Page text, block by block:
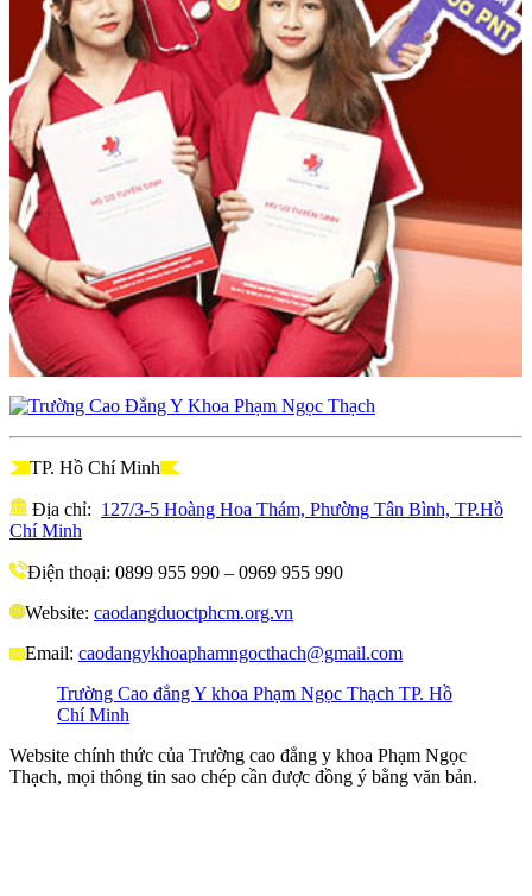
TP. Hồ Chí Minh
Địa chỉ: 127/3-5 Hoàng Hoa Thám, Phường Tân Bình, TP.Hồ
Chí Minh
Điện thoại: 0899 955 990 – 0969 955 990
Website: caodangduoctphcm.org.vn
Email: caodangykhoaphamngocthach@gmail.com
Trường Cao đẳng Y khoa Phạm Ngọc Thạch TP. Hồ
Chí Minh
Website chính thức của Trường cao đẳng y khoa Phạm Ngọc
Thạch, mọi thông tin sao chép cần được đồng ý bằng văn bản.